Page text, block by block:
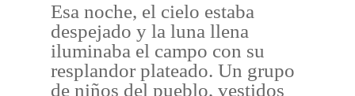
Esa noche, el cielo estaba
despejado y la luna llena
iluminaba el campo con su
resplandor plateado. Un grupo
de niños del pueblo, vestidos